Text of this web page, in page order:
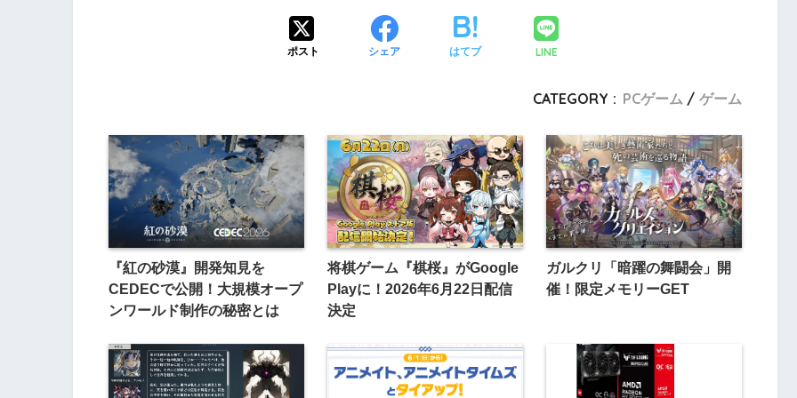
ポスト シェア はてブ LINE
CATEGORY : PCゲーム ゲーム
『紅の砂漠』開発知見を
CEDECで公開！大規模オープ
ンワールド制作の秘密とは
将棋ゲーム『棋桜』がGoogle
Playに！2026年6月22日配信
決定
ガルクリ「暗躍の舞闘会」開
催！限定メモリーGET